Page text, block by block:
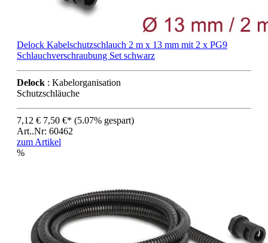
Delock Kabelschutzschlauch 2 m x 13 mm mit 2 x PG9
Schlauchverschraubung Set schwarz
Delock : Kabelorganisation
Schutzschläuche
7,12 € 7,50 €* (5.07% gespart)
Art..Nr: 60462
zum Artikel
%